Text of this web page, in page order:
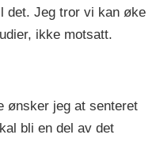
det. Jeg tror vi kan øke
ikke motsatt.
ønsker jeg at senteret
bli en del av det